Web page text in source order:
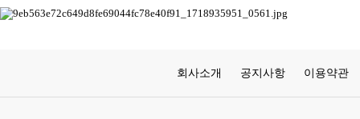
회사소개 공지사항 이용약관